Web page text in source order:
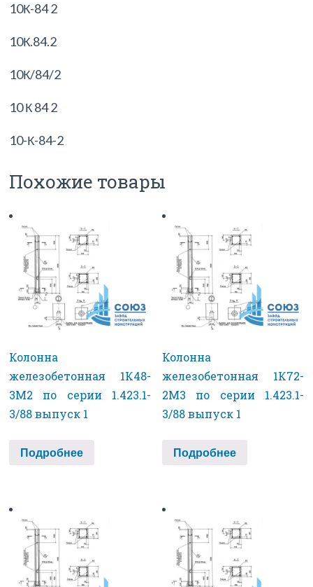
10К-84 2
10К.84.2
10К/84/2
10 К 84 2
10-К-84-2
Похожие товары
Колонна
железобетонная 1К48-
3М2 по серии 1.423.1-
3/88 выпуск 1
Подробнее
Колонна
железобетонная 1К72-
2М3 по серии 1.423.1-
3/88 выпуск 1
Подробнее